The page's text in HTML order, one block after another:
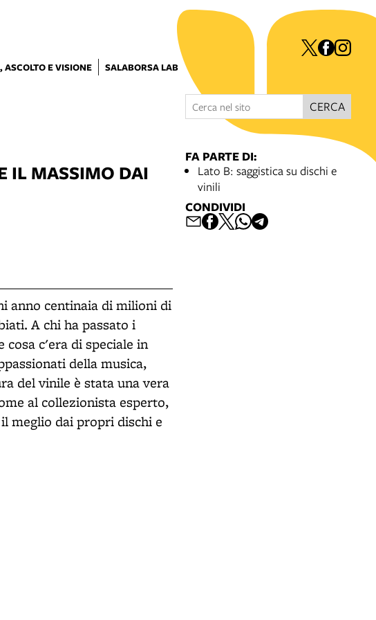
ASCOLTO E VISIONE SALABORSA LAB
CERCA
IL MASSIMO DAI
anno centinaia di milioni di
A chi ha passato i
c'era di speciale in
della musica,
del vinile è stata una vera
al collezionista esperto,
meglio dai propri dischi e
FA PARTE DI:
Lato B: saggistica su dischi e
vinili
CONDIVIDI